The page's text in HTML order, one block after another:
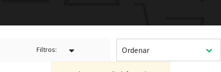
Filtros: